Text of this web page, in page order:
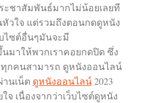
ะชาสัมพันธ์มากไม่น้อยเลยที
หัวใจ แต่รวมถึงตอนกดดูหนัง
ไซต์อื่นๆมันจะมี
มาให้พวกเราคอยกดปิด ซึ่ง
ทุกคนสามารถ ดูหนังออนไลน์
นเน็ต ดูหนังออนไลน์2023
จ เนื่องจากว่าเว็บไซต์ดูหนัง